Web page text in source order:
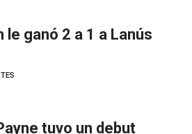
le ganó 2 a 1 a Lanús
tuvo un debut